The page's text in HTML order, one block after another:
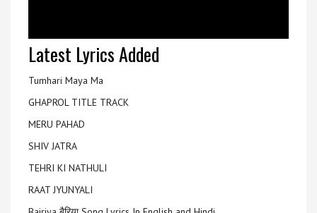
Latest Lyrics Added
Tumhari Maya Ma
GHAPROL TITLE TRACK
MERU PAHAD
SHIV JATRA
TEHRI KI NATHULI
RAAT JYUNYALI